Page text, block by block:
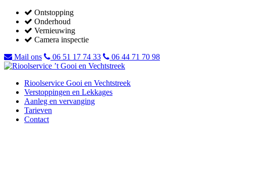
Ontstopping
Onderhoud
Vernieuwing
Camera inspectie
Mail ons
06 51 17 74 33 06 44 71 70 98
Rioolservice Gooi en Vechtstreek
Verstoppingen en Lekkages
Aanleg en vervanging
Tarieven
Contact